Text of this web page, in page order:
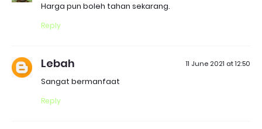
Harga pun boleh tahan sekarang.
Reply
Lebah 11 June 2021 at 12:50
Sangat bermanfaat
Reply